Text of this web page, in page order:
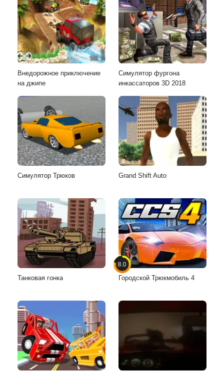
Внедорожное приключение
на джипе
Симулятор фургона
инкассаторов 3D 2018
Симулятор Трюков Grand Shift Auto
Танковая гонка
8.0
Городской Трюкмобиль 4